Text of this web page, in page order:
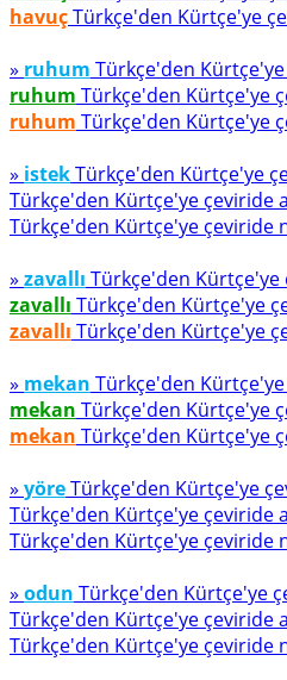
havuçTürkçe'den Kürtçe'ye
» ruhum Türkçe'den
ruhum Türkçe'den Kürtçe'ye
ruhum Türkçe'den Kürtçe'ye
» istekTürkçe'den Kürtçe'ye
Türkçe'den Kürtçe'ye çeviride
Türkçe'den Kürtçe'ye çeviride
» zavallı Türkçe'den
zavallı Türkçe'den Kürtçe'ye
zavallı Türkçe'den Kürtçe'ye
» mekan Türkçe'den
mekan Türkçe'den Kürtçe'ye
mekan Türkçe'den Kürtçe'ye
» yöreTürkçe'den Kürtçe'ye
Türkçe'den Kürtçe'ye çeviride
Türkçe'den Kürtçe'ye çeviride
» odun Türkçe'den Kürtçe'ye
Türkçe'den Kürtçe'ye çeviride
Türkçe'den Kürtçe'ye çeviride